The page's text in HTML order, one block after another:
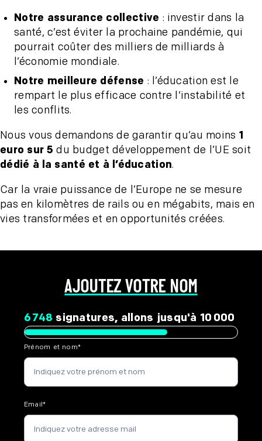
Notre assurance collective : investir dans la
santé, c’est éviter la prochaine pandémie, qui
pourrait coûter des milliers de milliards à
l’économie mondiale.
Notre meilleure défense : l’éducation est le
rempart le plus efficace contre l’instabilité et
les conflits.
Nous vous demandons de garantir qu’au moins 1
euro sur 5 du budget développement de l’UE soit
dédié à la santé et à l’éducation.
Car la vraie puissance de l’Europe ne se mesure
pas en kilomètres de rails ou en mégabits, mais en
vies transformées et en opportunités créées.
AJOUTEZ VOTRE NOM
6 748 signatures, allons jusqu'à 10 000
Prénom et nom*
Email*